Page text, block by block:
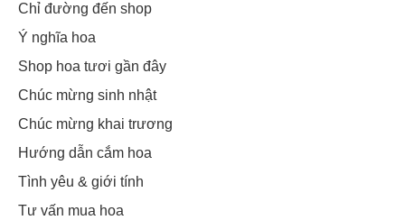
Chỉ đường đến shop
Ý nghĩa hoa
Shop hoa tươi gần đây
Chúc mừng sinh nhật
Chúc mừng khai trương
Hướng dẫn cắm hoa
Tình yêu & giới tính
Tư vấn mua hoa